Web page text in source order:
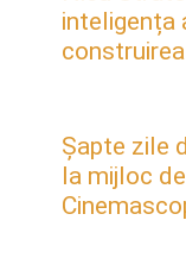
inteligența
Șapte zile
la mijloc